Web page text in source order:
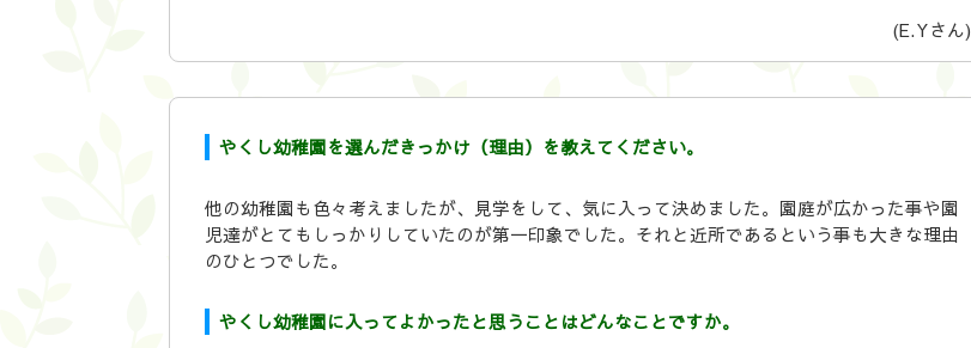
(E.Yさん)
やくし幼稚園を選んだきっかけ（理由）を教えてください。
他の幼稚園も色々考えましたが、見学をして、気に入って決めました。園庭が広かった事や園
児達がとてもしっかりしていたのが第一印象でした。それと近所であるという事も大きな理由
のひとつでした。
やくし幼稚園に入ってよかったと思うことはどんなことですか。